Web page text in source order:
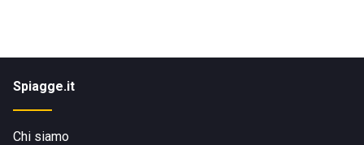
Spiagge.it
Chi siamo